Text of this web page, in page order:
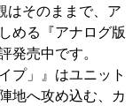
はそのままで、ア
める『アナログ版
発売中です。
プ」』はユニット
地へ攻め込む、カ